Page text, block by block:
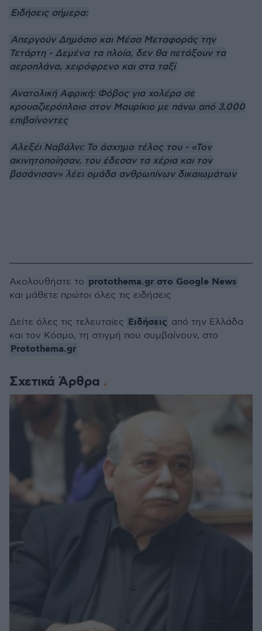
Ειδήσεις σήμερα:
Απεργούν Δημόσιο και Μέσα Μεταφοράς την
Τετάρτη - Δεμένα τα πλοία, δεν θα πετάξουν τα
αεροπλάνα, χειρόφρενο και στα ταξί
Ανατολική Αφρική: Φόβος για χολέρα σε
κρουαζιερόπλοιο στον Μαυρίκιο με πάνω από 3.000
επιβαίνοντες
Αλεξέι Ναβάλνι: Το άσχημο τέλος του - «Τον
ακινητοποίησαν, του έδεσαν τα χέρια και τον
βασάνισαν» λέει ομάδα ανθρωπίνων δικαιωμάτων
Σχετικά Άρθρα
Ακολουθήστε το protothema.gr στο Google News
και μάθετε πρώτοι όλες τις ειδήσεις
Δείτε όλες τις τελευταίες Ειδήσεις από την Ελλάδα
και τον Κόσμο, τη στιγμή που συμβαίνουν, στο
Protothema.gr